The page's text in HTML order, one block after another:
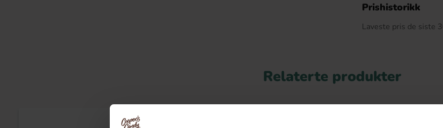
Prishistorikk
Laveste pris de siste
Relaterte produkter